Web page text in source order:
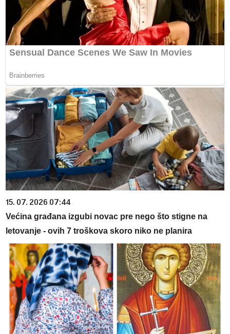
15. 07. 2026 07:44
Većina građana izgubi novac pre nego što stigne na
letovanje - ovih 7 troškova skoro niko ne planira